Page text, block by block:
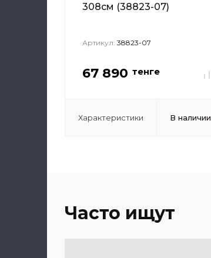
308см (38823-07)
Артикул: 38823-07
67 890 тенге
Характеристики В наличии
Часто ищут